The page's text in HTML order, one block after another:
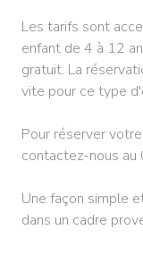
Les tarifs sont
enfant de 4 à 12
gratuit. La
vite pour ce type
Pour réserver
contactez-nous
Une façon simple
dans un cadre